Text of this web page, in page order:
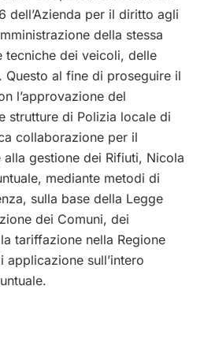
per il diritto agli
della stessa
tecniche dei veicoli, delle
al fine di proseguire il
l’approvazione del
strutture di Polizia locale di
collaborazione per il
gestione dei Rifiuti, Nicola
mediante metodi di
sulla base della Legge
dei Comuni, dei
tariffazione nella Regione
sull’intero